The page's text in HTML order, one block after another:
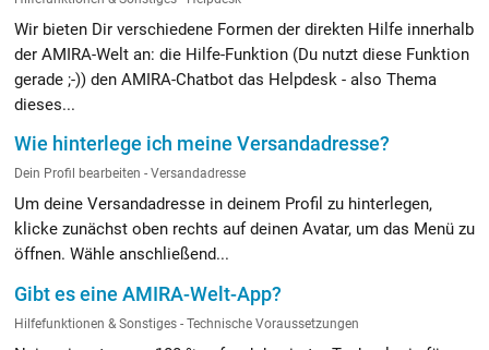
Wir bieten Dir verschiedene Formen der direkten Hilfe innerhalb
der AMIRA-Welt an: die Hilfe-Funktion (Du nutzt diese Funktion
gerade ;-)) den AMIRA-Chatbot das Helpdesk - also Thema
dieses...
Wie hinterlege ich meine Versandadresse?
Dein Profil bearbeiten - Versandadresse
Um deine Versandadresse in deinem Profil zu hinterlegen,
klicke zunächst oben rechts auf deinen Avatar, um das Menü zu
öffnen. Wähle anschließend...
Gibt es eine AMIRA-Welt-App?
Hilfefunktionen & Sonstiges - Technische Voraussetzungen